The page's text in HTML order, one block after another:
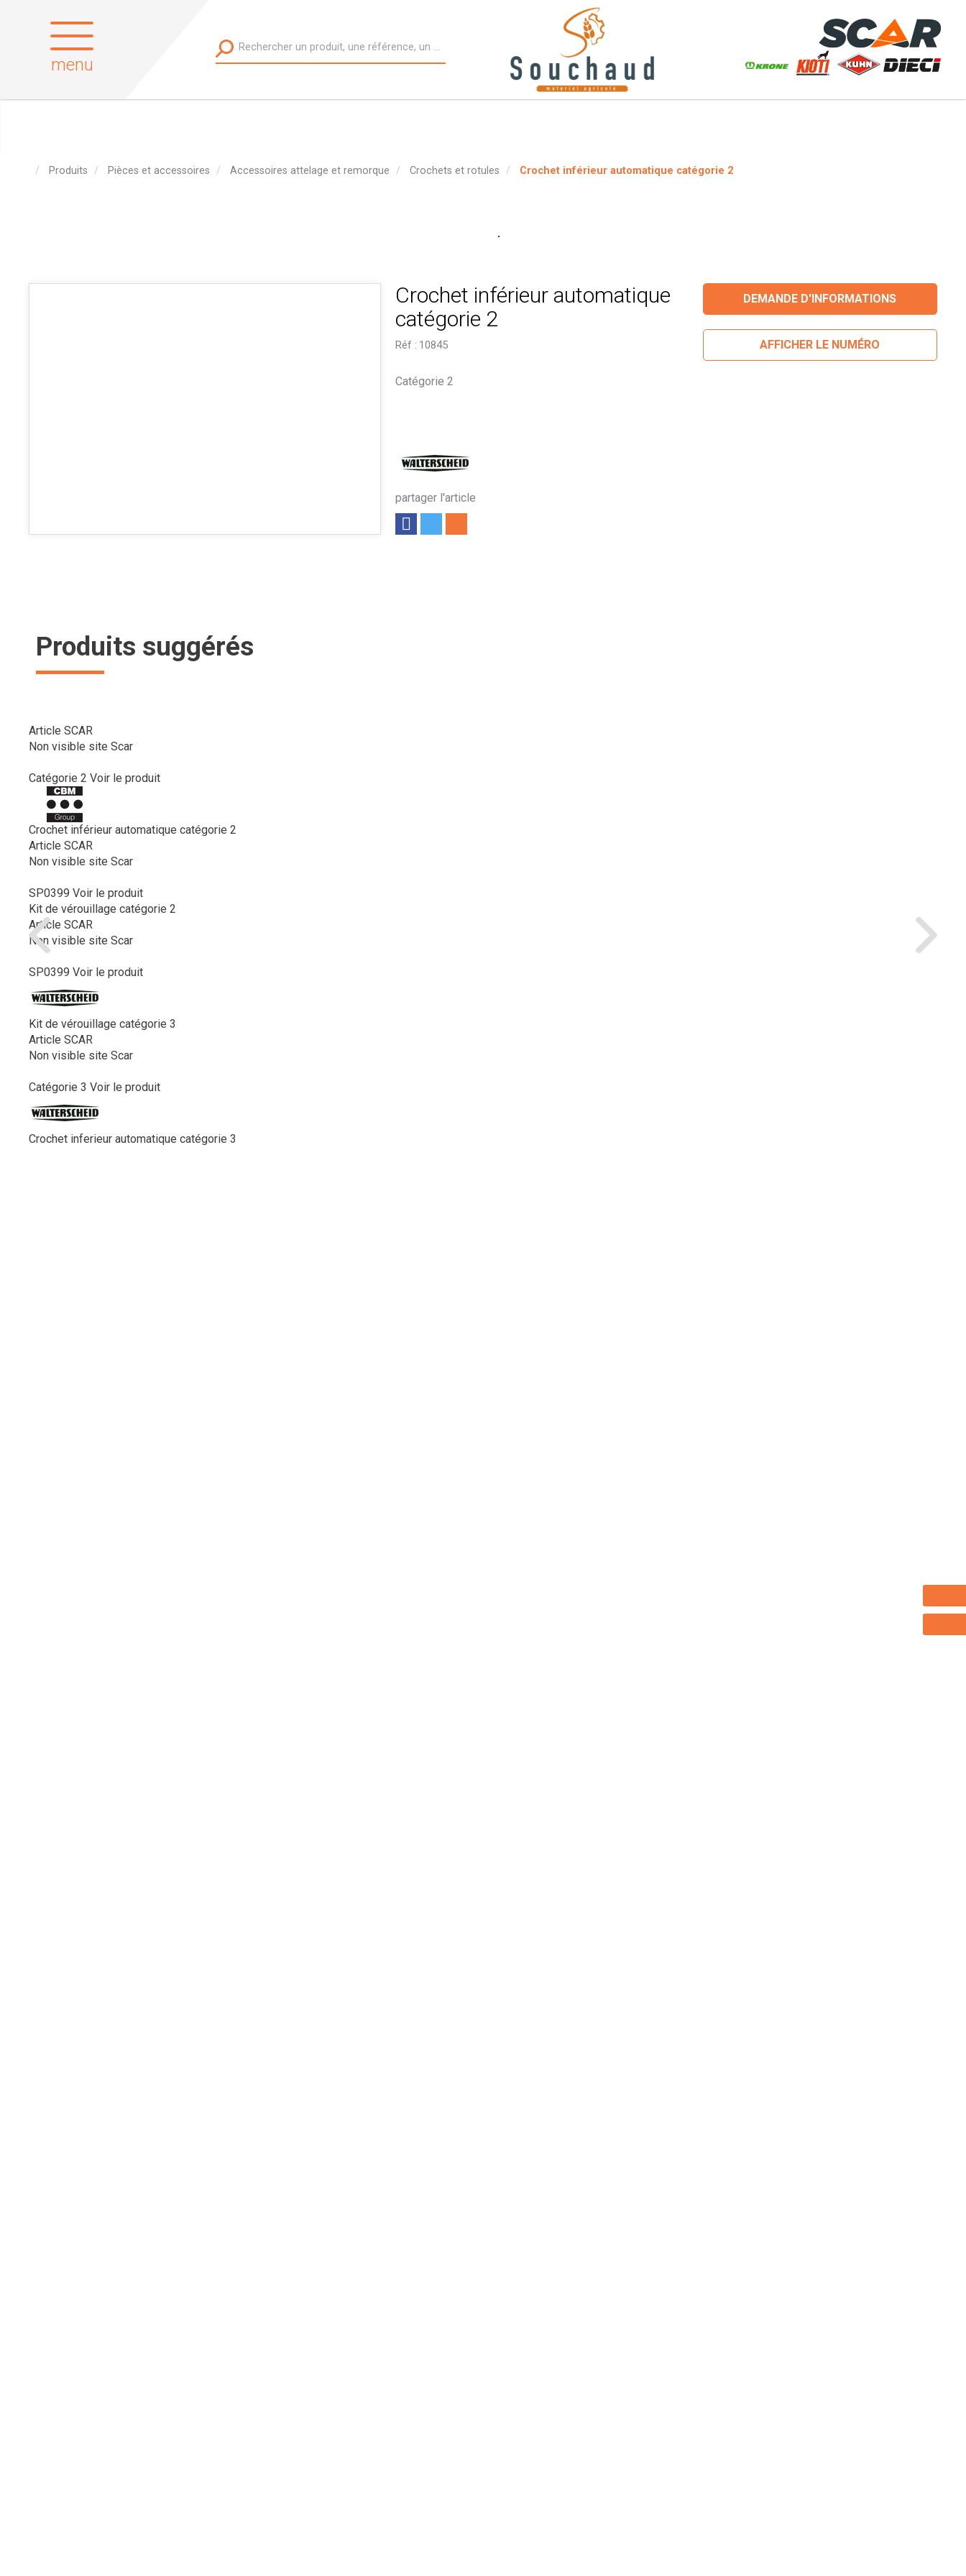
menu
Produits Pièces et accessoires Accessoires attelage et remorque Crochets et rotules Crochet inférieur automatique catégorie 2
Crochet inférieur automatique
catégorie 2
Réf : 10845
partager l'article
Catégorie 2
DEMANDE D'INFORMATIONS
AFFICHER LE NUMÉRO
Produits suggérés
Article SCAR
Non visible site Scar
Catégorie 2 Voir le produit
Crochet inférieur automatique catégorie 2
Article SCAR
Non visible site Scar
SP0399 Voir le produit
Kit de vérouillage catégorie 2
Article SCAR
Non visible site Scar
SP0399 Voir le produit
Kit de vérouillage catégorie 3
Article SCAR
Non visible site Scar
Catégorie 3 Voir le produit
Crochet inferieur automatique catégorie 3